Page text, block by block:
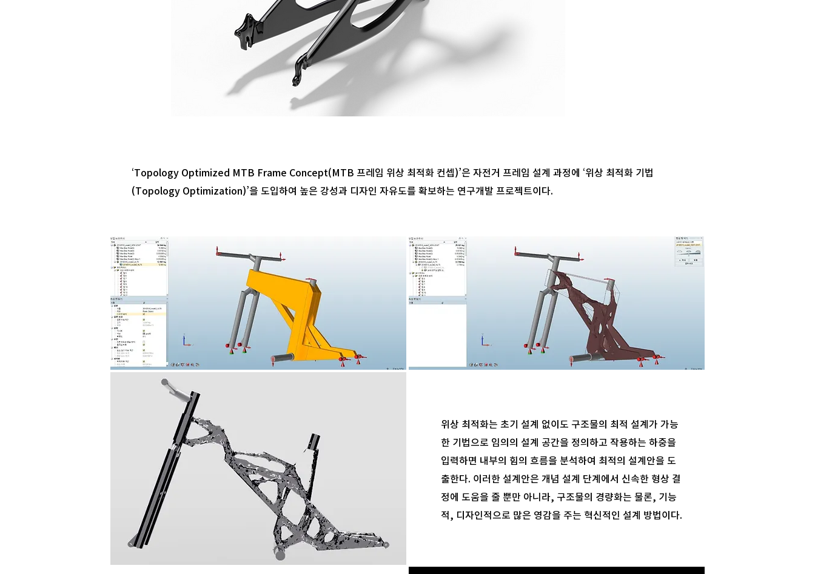
‘Topology Optimized MTB Frame Concept(MTB 프레임 위상 최적화 컨셉)’은 자전거 프레임 설계 과정에 ‘위상 최적화 기법
(Topology Optimization)’을 도입하여 높은 강성과 디자인 자유도를 확보하는 연구개발 프로젝트이다.
위상 최적화는 초기 설계 없이도 구조물의 최적 설계가 가능
한 기법으로 임의의 설계 공간을 정의하고 작용하는 하중을
입력하면 내부의 힘의 흐름을 분석하여 최적의 설계안을 도
출한다. 이러한 설계안은 개념 설계 단계에서 신속한 형상 결
정에 도움을 줄 뿐만 아니라, 구조물의 경량화는 물론, 기능
적, 디자인적으로 많은 영감을 주는 혁신적인 설계 방법이다.